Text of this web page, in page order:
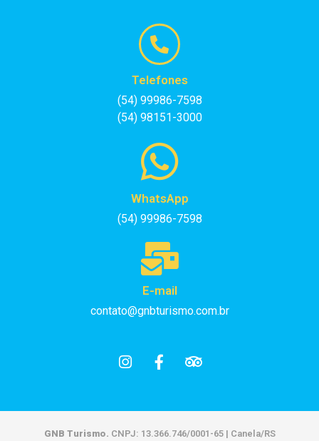
Telefones
(54) 99986-7598
(54) 98151-3000
WhatsApp
(54) 99986-7598
E-mail
contato@gnbturismo.com.br
GNB Turismo. CNPJ: 13.366.746/0001-65 | Canela/RS